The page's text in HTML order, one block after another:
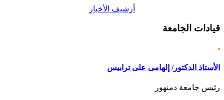
أرشيف الأخبار
قيادات الجامعة
الأستاذ الدكتور/ إلهامى على ترابيس
رئيس جامعة دمنهور